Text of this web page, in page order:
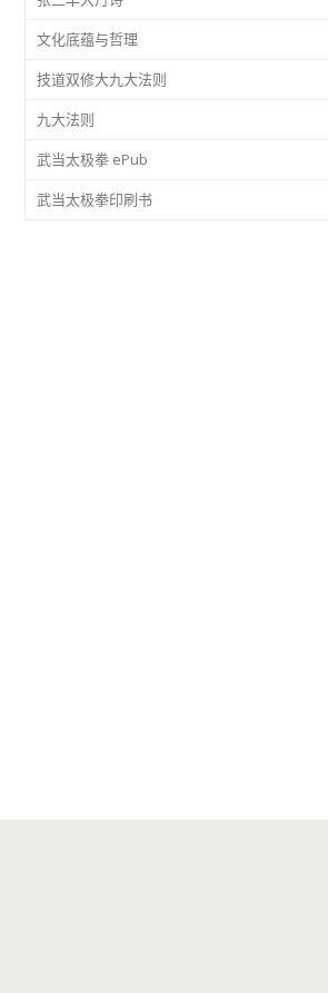
文化底蕴与哲理
技道双修大九大法则
九大法则
武当太极拳 ePub
武当太极拳印刷书